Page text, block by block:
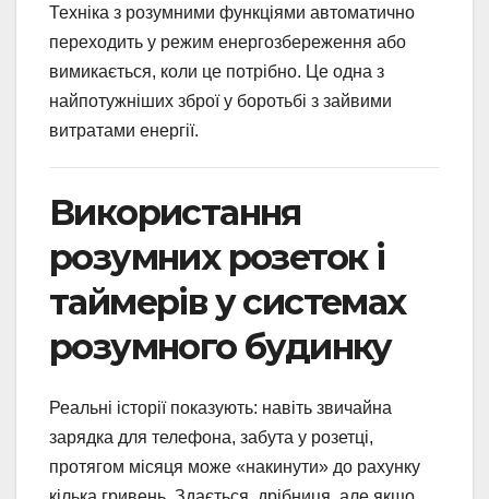
Техніка з розумними функціями автоматично
переходить у режим енергозбереження або
вимикається, коли це потрібно. Це одна з
найпотужніших зброї у боротьбі з зайвими
витратами енергії.
Використання
розумних розеток і
таймерів у системах
розумного будинку
Реальні історії показують: навіть звичайна
зарядка для телефона, забута у розетці,
протягом місяця може «накинути» до рахунку